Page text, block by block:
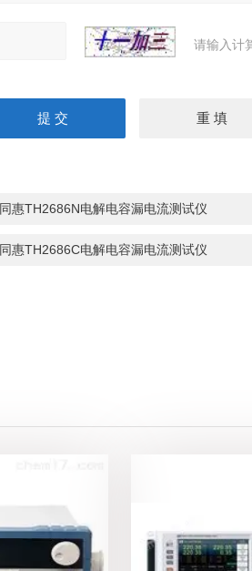
请输入计
惠TH2686N电解电容漏电流测试仪
惠TH2686C电解电容漏电流测试仪